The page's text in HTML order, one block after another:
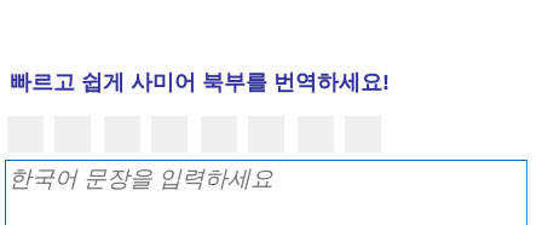
빠르고 쉽게 사미어 북부를 번역하세요!